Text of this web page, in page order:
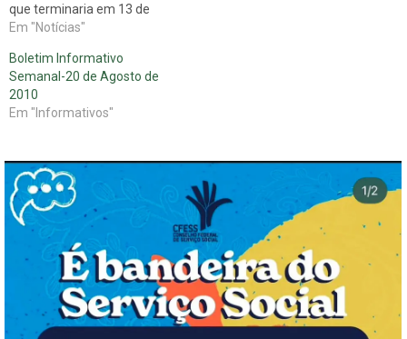
que terminaria em 13 de
setembro de 2010, estará
no portal do Ministério do
Desenvolvimento Social e
Combate à Fome (MDS). As
contribuições podem ser
Em "Notícias"
Boletim Informativo
Semanal-20 de Agosto de
2010
Em "Informativos"